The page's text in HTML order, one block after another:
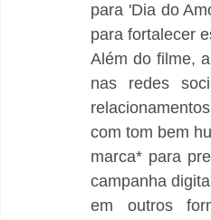
para 'Dia do
para fortalecer
Além do filme,
nas redes
com tom bem
marca* para
campanha